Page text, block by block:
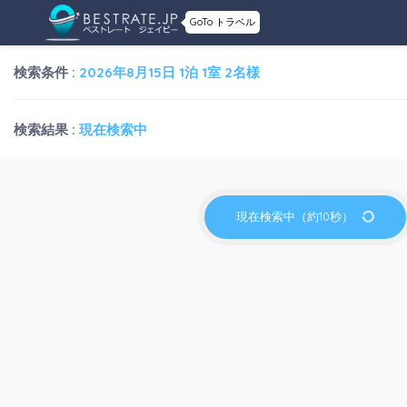
GoTo トラベル
検索条件 : 2026年8月15日 1泊 1室 2名様
検索結果 : 現在検索中
現在検索中（約10秒）